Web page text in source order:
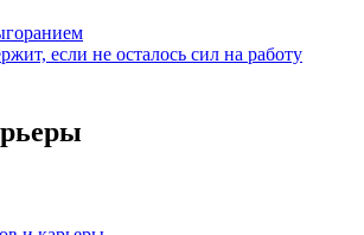
если не осталось сил на работу